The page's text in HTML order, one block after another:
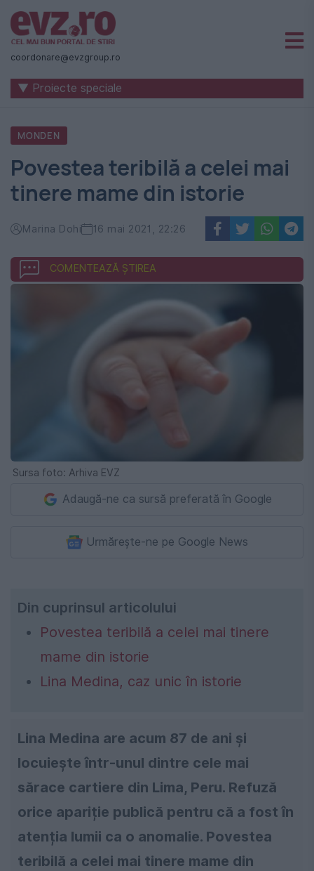
Știri
naționale
internaționale
România
-
Evenimentul
Zilei
coordonare@evzgroup.ro
▼ Proiecte speciale
MONDEN
Povestea teribilă a celei mai
tinere mame din istorie
Marina Dohi 16 mai 2021, 22:26
COMENTEAZĂ ȘTIREA
Sursa foto: Arhiva EVZ
Adaugă-ne ca sursă preferată în Google
Urmărește-ne pe Google News
Din cuprinsul articolului
Povestea teribilă a celei mai tinere
mame din istorie
Lina Medina, caz unic în istorie
Lina Medina are acum 87 de ani și
locuiește într-unul dintre cele mai
sărace cartiere din Lima, Peru. Refuză
orice apariție publică pentru că a fost în
atenția lumii ca o anomalie. Povestea
teribilă a celei mai tinere mame din